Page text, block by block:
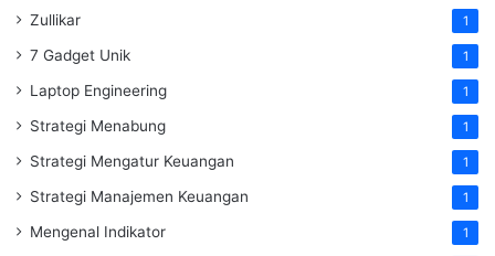
Zullikar 1
7 Gadget Unik 1
Laptop Engineering 1
Strategi Menabung 1
Strategi Mengatur Keuangan 1
Strategi Manajemen Keuangan 1
Mengenal Indikator 1